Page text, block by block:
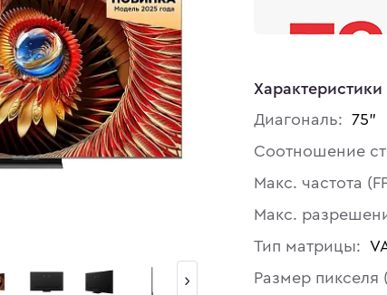
Характеристики
Диагональ: 75"
Соотношение
Макс. частота
Макс.
Тип матрицы:
Размер пикселя